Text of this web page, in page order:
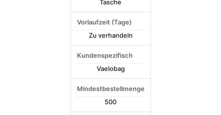
Tasche
Vorlaufzeit (Tage)
Zu verhandeln
Kundenspezifisch
Vaelobag
Mindestbestellmenge
500